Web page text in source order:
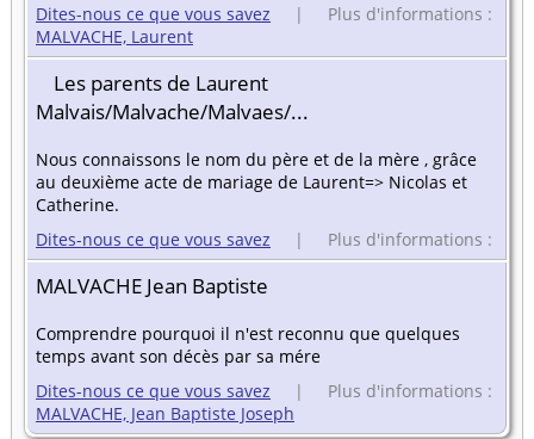
Dites-nous ce que vous savez | Plus d'informations :
MALVACHE, Laurent
Les parents de Laurent
Malvais/Malvache/Malvaes/...
Nous connaissons le nom du père et de la mère , grâce
au deuxième acte de mariage de Laurent=> Nicolas et
Catherine.
Dites-nous ce que vous savez | Plus d'informations :
MALVACHE Jean Baptiste
Comprendre pourquoi il n'est reconnu que quelques
temps avant son décès par sa mére
Dites-nous ce que vous savez | Plus d'informations :
MALVACHE, Jean Baptiste Joseph